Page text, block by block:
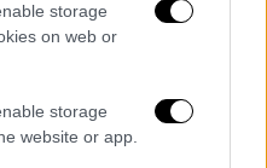
storage
on web or
storage
website or app.